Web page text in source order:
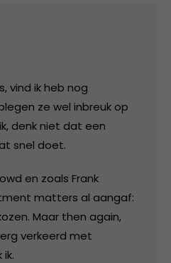
vind ik heb nog
ze wel inbreuk op
denk niet dat een
snel doet.
en zoals Frank
matters al aangaf:
Maar then again,
verkeerd met